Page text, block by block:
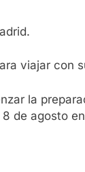
viajar con
la
de agosto